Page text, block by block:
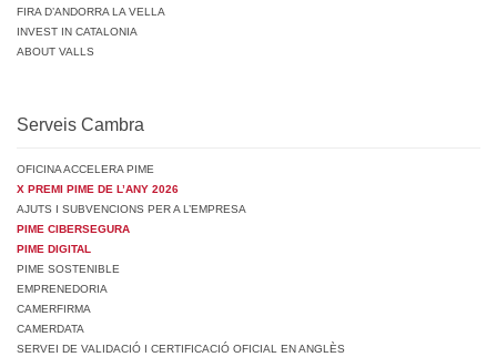
FIRA D’ANDORRA LA VELLA
INVEST IN CATALONIA
ABOUT VALLS
Serveis Cambra
OFICINA ACCELERA PIME
X PREMI PIME DE L’ANY 2026
AJUTS I SUBVENCIONS PER A L’EMPRESA
PIME CIBERSEGURA
PIME DIGITAL
PIME SOSTENIBLE
EMPRENEDORIA
CAMERFIRMA
CAMERDATA
SERVEI DE VALIDACIÓ I CERTIFICACIÓ OFICIAL EN ANGLÈS